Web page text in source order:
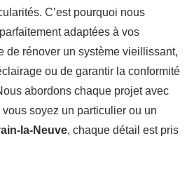
C’est pourquoi nous
adaptées à vos
de rénover un système vieillissant,
ou de garantir la conformité
abordons chaque projet avec
soyez un particulier ou un
la-Neuve, chaque détail est pris